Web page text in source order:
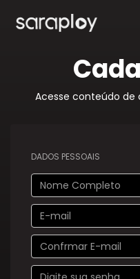
Acesse conteúdo
DADOS PESSOAIS